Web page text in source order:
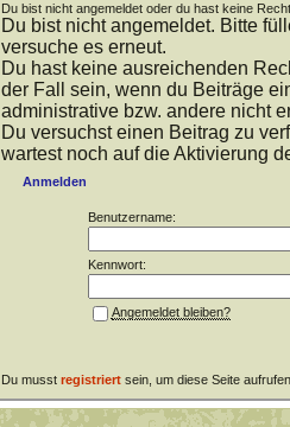
Du bist nicht angemeldet oder du hast keine
Du bist nicht angemeldet. Bitte
versuche es erneut.
Du hast keine ausreichenden
der Fall sein, wenn du Beiträge
administrative bzw. andere nicht
Du versuchst einen Beitrag zu
wartest noch auf die Aktivierung
Anmelden
Benutzername:
Kennwort:
Angemeldet bleiben?
Du musst registriertsein, um diese Seite